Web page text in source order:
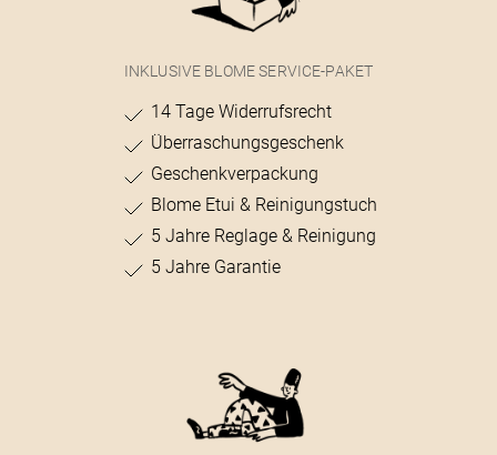
INKLUSIVE BLOME SERVICE-PAKET
14 Tage Widerrufsrecht
Überraschungsgeschenk
Geschenkverpackung
Blome Etui & Reinigungstuch
5 Jahre Reglage & Reinigung
5 Jahre Garantie